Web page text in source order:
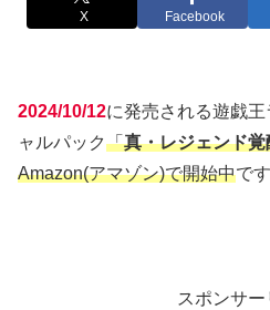
X Facebook
2024/10/12に発売される遊戯
ャルパック「真・レジェンド覚
Amazon(アマゾン)で開始中です
スポンサー